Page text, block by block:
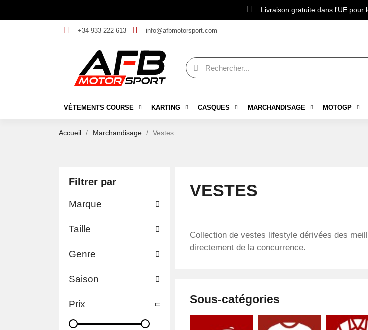
Livraison gratuite dans l'UE pour
+34 933 222 613 info@afbmotorsport.com
VÊTEMENTS COURSE KARTING CASQUES MARCHANDISAGE MOTOGP
Accueil Marchandisage Vestes
Filtrer par
Marque
Taille
Genre
Saison
Prix
VESTES
Collection de vestes lifestyle dérivées des
directement de la concurrence.
Sous-catégories